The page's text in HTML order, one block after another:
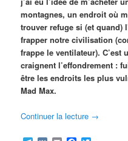
montagnes, un endroit où
trouver refuge si (et quand)
frapper notre civilisation
frappe le ventilateur). C’est
craignent l’effondrement :
être les endroits les plus
Mad Max.
Continuer la lecture →